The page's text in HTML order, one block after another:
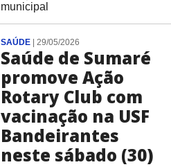
municipal
SAÚDE| 29/05/2026
Saúde de Sumaré
promove Ação
Rotary Club com
vacinação na USF
Bandeirantes
neste sábado (30)